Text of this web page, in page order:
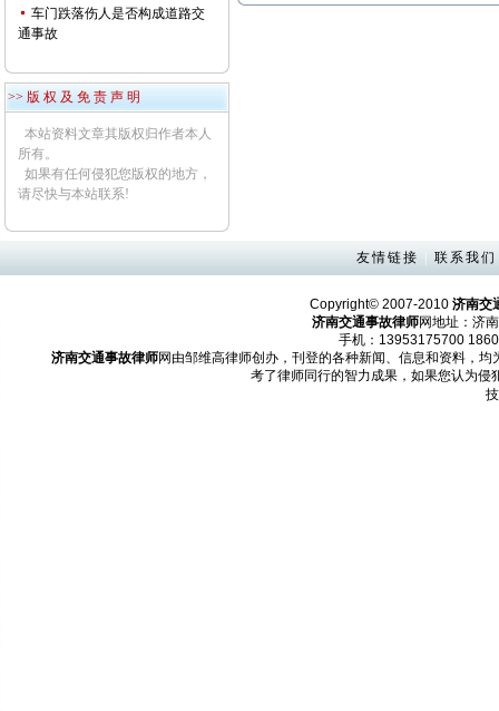
车门跌落伤人是否构成道路交
通事故
>> 版 权 及 免 责 声 明
本站资料文章其版权归作者本人
所有。
如果有任何侵犯您版权的地方，
请尽快与本站联系!
友情链接 联系我们
Copyright© 2007-2010 济南交
济南交通事故律师网地址：济
手机：13953175700
济南交通事故律师网由邹维高律师创办，刊登的各种新闻、信息和资料，均
考了律师同行的智力成果，如果您认为侵